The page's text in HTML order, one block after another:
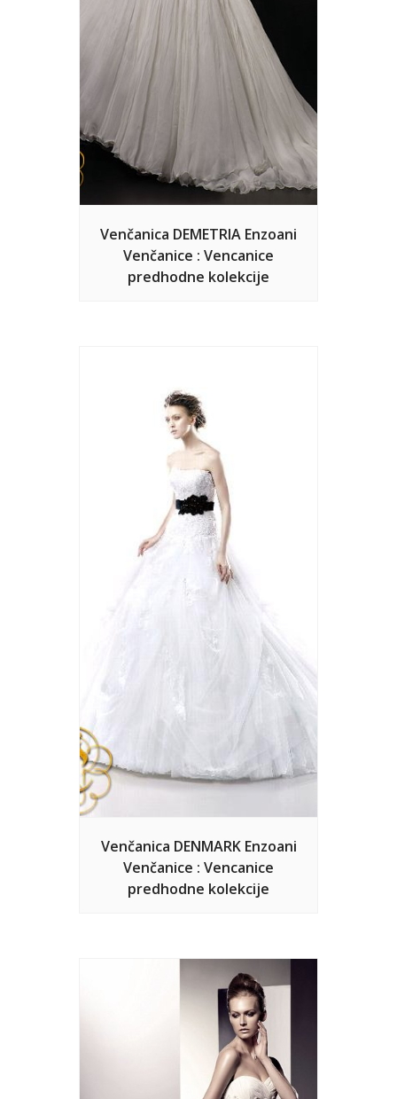
Venčanica DEMETRIA Enzoani
Venčanice : Vencanice
predhodne kolekcije
Venčanica DENMARK Enzoani
Venčanice : Vencanice
predhodne kolekcije